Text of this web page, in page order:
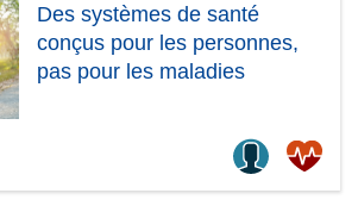
Des systèmes de santé
conçus pour les personnes,
pas pour les maladies